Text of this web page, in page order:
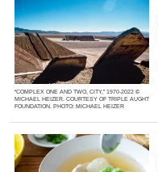
“COMPLEX ONE AND TWO, CITY,” 1970-2022 ©
MICHAEL HEIZER. COURTESY OF TRIPLE AUGHT
FOUNDATION. PHOTO: MICHAEL HEIZER